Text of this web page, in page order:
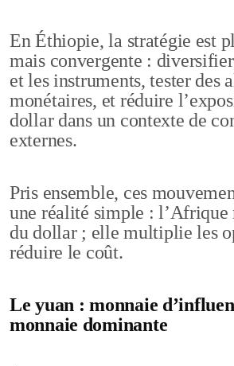
En Éthiopie, la stratégie est
mais convergente :
et les instruments, tester des
monétaires, et réduire
dollar dans un contexte de
externes.
Pris ensemble, ces
une réalité simple : l’Afrique
du dollar ; elle multiplie les
réduire le coût.
Le yuan : monnaie
monnaie dominante